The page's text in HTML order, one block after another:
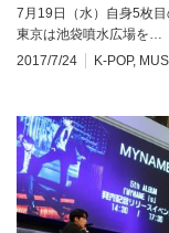
7月19日（水）自身5枚
東京は池袋噴水広場を…
2017/7/24
K-POP,